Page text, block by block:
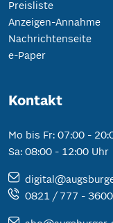
Preisliste
Anzeigen-Annahme
Nachrichtenseite
e-Paper
Kontakt
Mo bis Fr: 07:00 -
Sa: 08:00 - 12:00 Uhr
0821 / 777 - 3600